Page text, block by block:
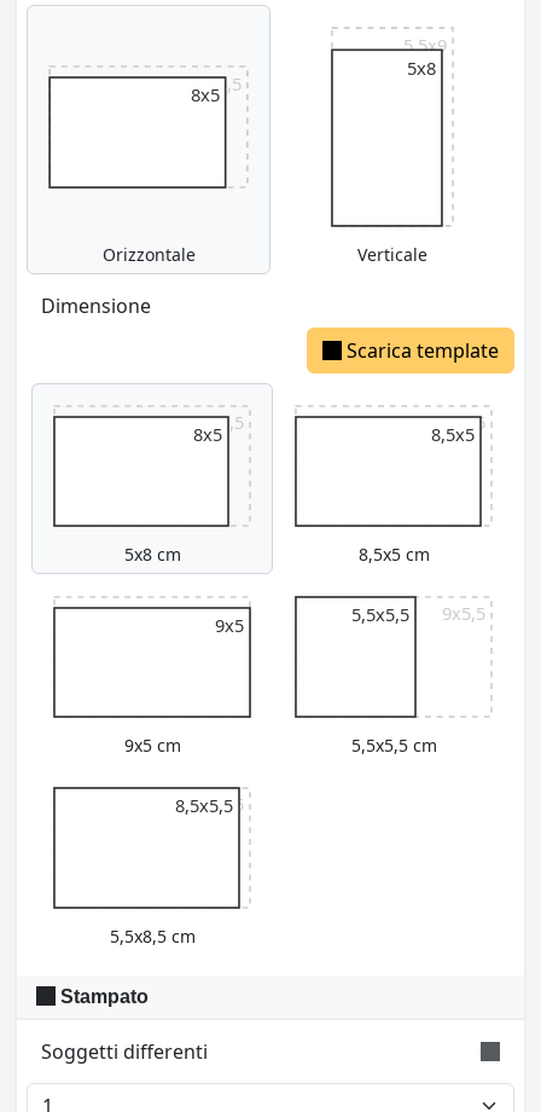
9x5,5
8x5
Orizzontale
5,5x9
5x8
Verticale
Dimensione
Scarica template
9x5,5
8x5
5x8 cm
9x5,5
8,5x5
8,5x5 cm
9x5,5
9x5
9x5 cm
9x5,5
5,5x5,5
5,5x5,5 cm
9x5,5
8,5x5,5
5,5x8,5 cm
Stampato
Soggetti differenti